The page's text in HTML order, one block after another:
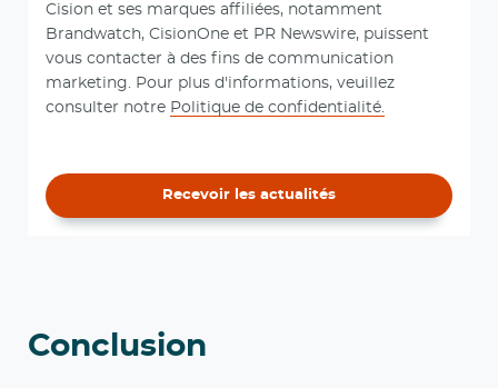
Cision et ses marques affiliées, notamment
Brandwatch, CisionOne et PR Newswire, puissent
vous contacter à des fins de communication
marketing. Pour plus d'informations, veuillez
consulter notre Politique de confidentialité.
Recevoir les actualités
Conclusion